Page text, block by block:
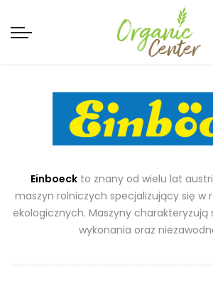
Einboeckto znany od wielu lat
maszyn rolniczych specjalizujący się w
ekologicznych. Maszyny charakteryzują
wykonania oraz